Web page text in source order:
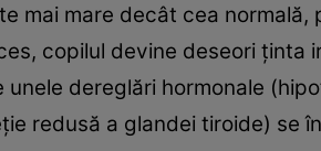
mai mare decât cea
copilul devine deseori ţinta
dereglări hormonale
redusă a glandei tiroide) se